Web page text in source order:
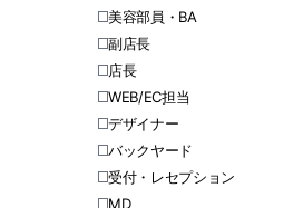
美容部員・BA
副店長
店長
WEB/EC担当
デザイナー
バックヤード
受付・レセプション
MD